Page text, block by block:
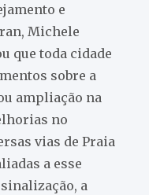
e
Michele
que toda cidade
sobre a
ampliação na
no
vias de Praia
a esse
a